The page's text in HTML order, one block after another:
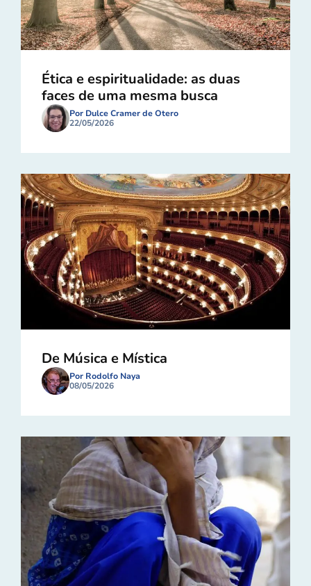
Ética e espiritualidade: as duas
faces de uma mesma busca
Por Dulce Cramer de Otero
22/05/2026
De Música e Mística
Por Rodolfo Naya
08/05/2026